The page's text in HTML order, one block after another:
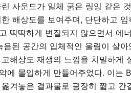
사운드가 일체 굵은 링잉 같은
해상도를 보여주며, 단단하고
딱딱하게 변질되지 않으면서 에
음된 공간의 입체적인 울림이 살
해상도 재생의 느낌을 치밀하게
에 몰입하게 만들어주었다. 이는
겨놓은 결과물로 굉장히 짧고 간